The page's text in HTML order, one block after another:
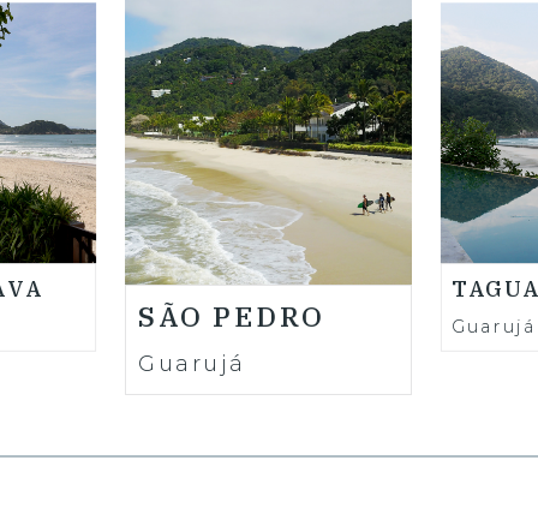
SÃO PEDRO
Guarujá
Guarujá